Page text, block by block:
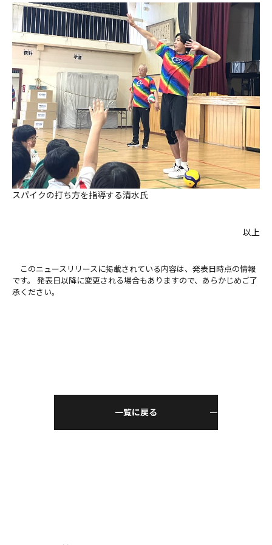
スパイクの打ち方を指導する清水氏
以上
このニュースリリースに掲載されている内容は、発表日時点の情報
です。 発表日以降に変更される場合もありますので、あらかじめご了
承ください。
一覧に戻る